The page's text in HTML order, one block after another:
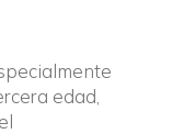
edad,